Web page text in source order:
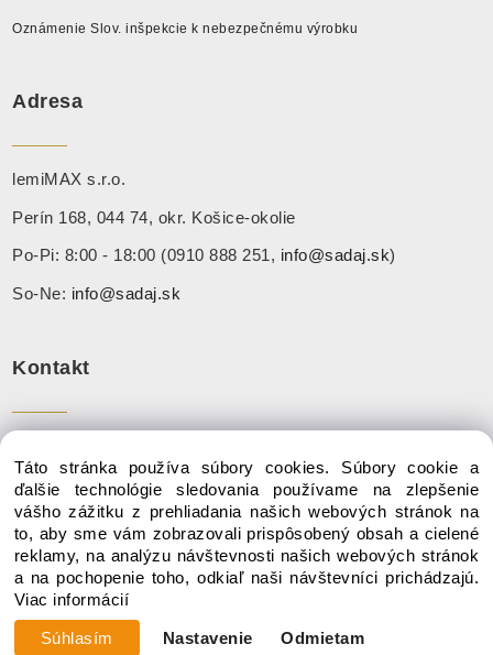
Oznámenie Slov. inšpekcie k nebezpečnému výrobku
Adresa
lemiMAX s.r.o.
Perín 168, 044 74, okr. Košice-okolie
Po-Pi: 8:00 - 18:00 (0910 888 251, info@sadaj.sk)
So-Ne: info@sadaj.sk
Kontakt
Mail:info@sadaj.sk
Copyright © 2020 SADAJ.SK, Všetky práva vyhradené
Táto stránka používa súbory cookies. Súbory cookie a
ďalšie technológie sledovania používame na zlepšenie
vášho zážitku z prehliadania našich webových stránok na
to, aby sme vám zobrazovali prispôsobený obsah a cielené
reklamy, na analýzu návštevnosti našich webových stránok
a na pochopenie toho, odkiaľ naši návštevníci prichádzajú.
Viac informácií
Súhlasím Nastavenie Odmietam